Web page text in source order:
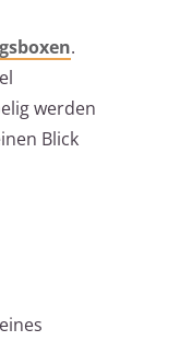
.
werden
Blick